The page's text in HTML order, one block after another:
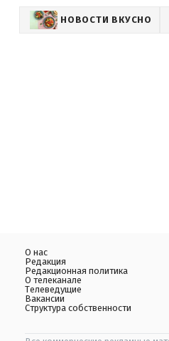
НОВОСТИ ВКУСНО
О нас
Редакция
Редакционная политика
О телеканале
Телеведущие
Вакансии
Структура собственности